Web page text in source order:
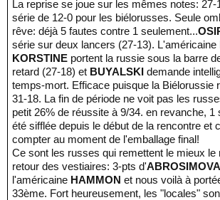
La reprise se joue sur les mêmes notes: 27-
série de 12-0 pour les biélorusses. Seule
rêve: déjà 5 fautes contre 1 seulement...
série sur deux lancers (27-13). L'américaine
KORSTINE portent la russie sous la barre
retard (27-18) et BUYALSKI demande
temps-mort. Efficace puisque la Biélorussie
31-18. La fin de période ne voit pas les
petit 26% de réussite à 9/34. en revanche, 1
été sifflée depuis le début de la rencontre et
compter au moment de l'emballage final!
Ce sont les russes qui remettent le mieux le
retour des vestiaires: 3-pts d'ABROSIMOVA
l'américaine HAMMON et nous voilà à
33ème. Fort heureusement, les "locales"